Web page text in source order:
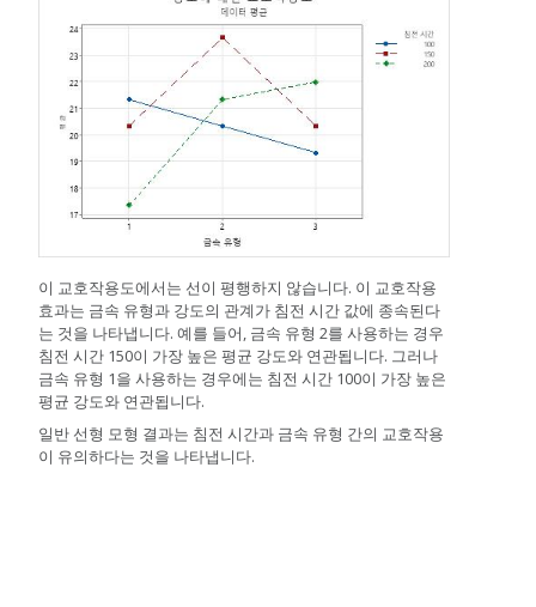
이 교호작용도에서는 선이 평행하지 않습니다. 이 교호작용
효과는 금속 유형과 강도의 관계가 침전 시간 값에 종속된다
는 것을 나타냅니다. 예를 들어, 금속 유형 2를 사용하는 경우
침전 시간 150이 가장 높은 평균 강도와 연관됩니다. 그러나
금속 유형 1을 사용하는 경우에는 침전 시간 100이 가장 높은
평균 강도와 연관됩니다.
일반 선형 모형 결과는 침전 시간과 금속 유형 간의 교호작용
이 유의하다는 것을 나타냅니다.